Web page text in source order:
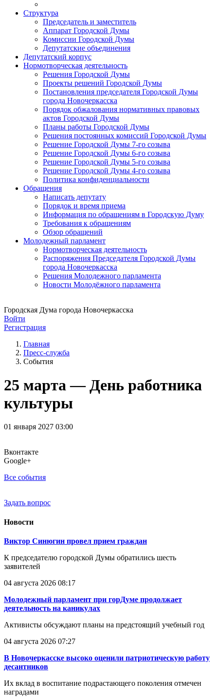
Структура
Председатель и заместитель
Аппарат Городской Думы
Комиссии Городской Думы
Депутатские объединения
Депутатский корпус
Нормотворческая деятельность
Решения Городской Думы
Проекты решений Городской Думы
Постановления председателя Городской Думы
города Новочеркасска
Порядок обжалования нормативных правовых
актов Городской Думы
Планы работы Городской Думы
Решения постоянных комиссий Городской Думы
Решение Городской Думы 7-го созыва
Решение Городской Думы 6-го созыва
Решение Городской Думы 5-го созыва
Решение Городской Думы 4-го созыва
Политика конфиденциальности
Обращения
Написать депутату
Порядок и время приема
Информация по обращениям в Городскую Думу
Требования к обращениям
Обзор обращений
Молодежный парламент
Нормотворческая деятельность
Распоряжения Председателя Городской Думы
города Новочеркасска
Решения Молодежного парламента
Новости Молодёжного парламента
Городская Дума города Новочеркасска
Войти
Регистрация
Главная
Пресс-служба
События
25 марта — День работника
культуры
01 января 2027 03:00
Вконтакте
Google+
Все события
Задать вопрос
Новости
Виктор Синюгин провел прием граждан
К председателю городской Думы обратились шесть
заявителей
04 августа 2026 08:17
Молодежный парламент при горДуме продолжает
деятельность на каникулах
Активисты обсуждают планы на предстоящий учебный год
04 августа 2026 07:27
В Новочеркасске высоко оценили патриотическую работу
десантников
Их вклад в воспитание подрастающего поколения отмечен
наградами